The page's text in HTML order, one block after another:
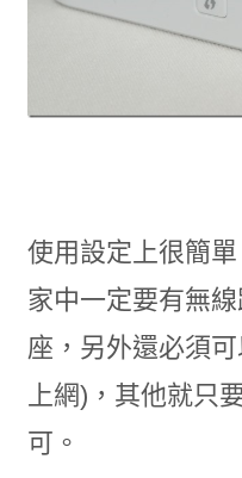
使用設定上很簡
家中一定要有無
座，另外還必須
上網)，其他就只
可。